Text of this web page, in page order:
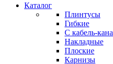
Каталог
Плинтусы
Гибкие
C кабель-
Накладные
Плоские
Карнизы